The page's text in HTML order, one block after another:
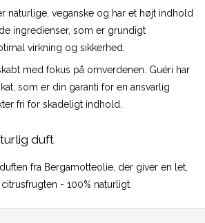
naturlige, veganske og har et højt indhold
ingredienser, som er grundigt
virkning og sikkerhed.
med fokus på omverdenen. Guéri har
som er din garanti for en ansvarlig
fri for skadeligt indhold.
duft
fra Bergamotteolie, der giver en let,
- 100% naturligt.